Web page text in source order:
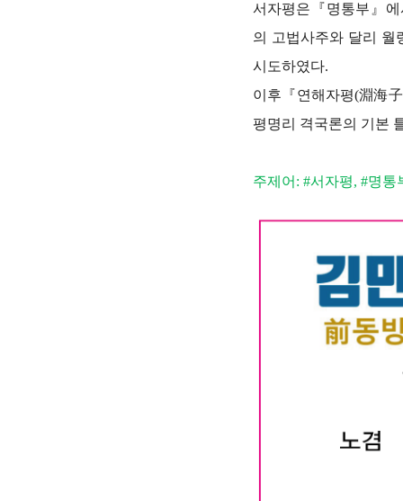
서자평은『명통부』
의 고법사주와 달리 월
시도하였다.
이후 『연해자평(淵海
평명리 격국론의 기본
주제어: #서자평, #명